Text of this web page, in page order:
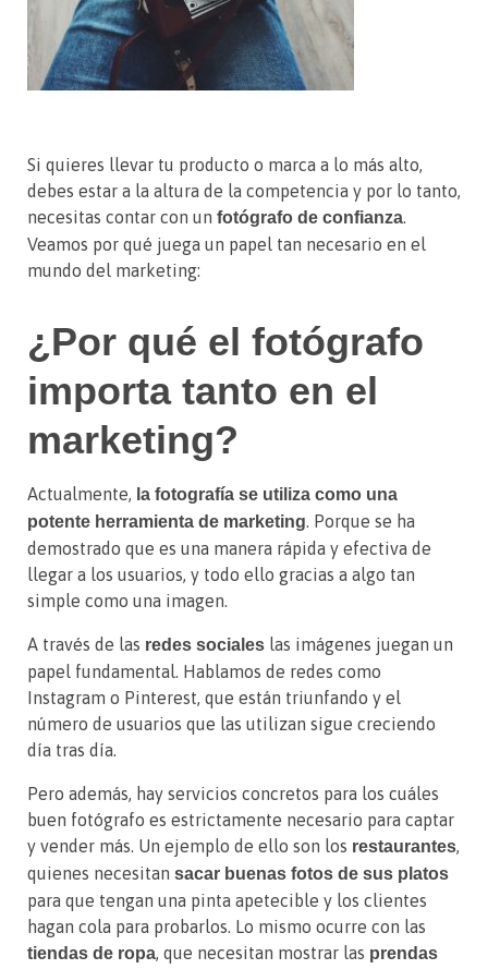
Si quieres llevar tu producto o marca a lo más alto,
debes estar a la altura de la competencia y por lo tanto,
necesitas contar con un fotógrafo de confianza.
Veamos por qué juega un papel tan necesario en el
mundo del marketing:
¿Por qué el fotógrafo
importa tanto en el
marketing?
Actualmente, la fotografía se utiliza como una
potente herramienta de marketing. Porque se ha
demostrado que es una manera rápida y efectiva de
llegar a los usuarios, y todo ello gracias a algo tan
simple como una imagen.
A través de las redes sociales las imágenes juegan un
papel fundamental. Hablamos de redes como
Instagram o Pinterest, que están triunfando y el
número de usuarios que las utilizan sigue creciendo
día tras día.
Pero además, hay servicios concretos para los cuáles
buen fotógrafo es estrictamente necesario para captar
y vender más. Un ejemplo de ello son los restaurantes,
quienes necesitan sacar buenas fotos de sus platos
para que tengan una pinta apetecible y los clientes
hagan cola para probarlos. Lo mismo ocurre con las
tiendas de ropa, que necesitan mostrar las prendas